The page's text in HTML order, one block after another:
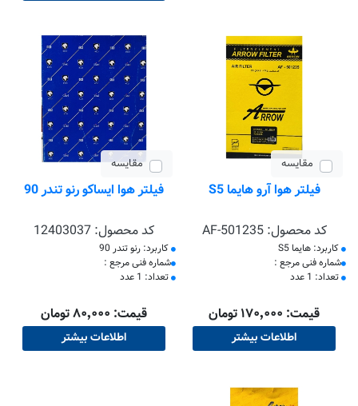
مقایسه
فیلتر هوا آرو هایما S5
کد محصول:AF-501235
کاربرد: هایما S5
​شماره فنی مرجع :
تعداد: 1 عدد
قیمت: ۱۷۰٬۰۰۰ تومان
اطلاعات بیشتر
مقایسه
فیلتر هوا ایساکو رنو تندر 90
کد محصول: 12403037
کاربرد: رنو تندر 90
​شماره فنی مرجع :
تعداد: 1 عدد
قیمت: ۸۰٬۰۰۰ تومان
اطلاعات بیشتر